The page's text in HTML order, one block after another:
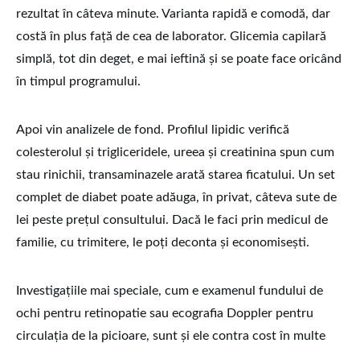
rezultat în câteva minute. Varianta rapidă e comodă, dar
costă în plus față de cea de laborator. Glicemia capilară
simplă, tot din deget, e mai ieftină și se poate face oricând
în timpul programului.
Apoi vin analizele de fond. Profilul lipidic verifică
colesterolul și trigliceridele, ureea și creatinina spun cum
stau rinichii, transaminazele arată starea ficatului. Un set
complet de diabet poate adăuga, în privat, câteva sute de
lei peste prețul consultului. Dacă le faci prin medicul de
familie, cu trimitere, le poți deconta și economisești.
Investigațiile mai speciale, cum e examenul fundului de
ochi pentru retinopatie sau ecografia Doppler pentru
circulația de la picioare, sunt și ele contra cost în multe